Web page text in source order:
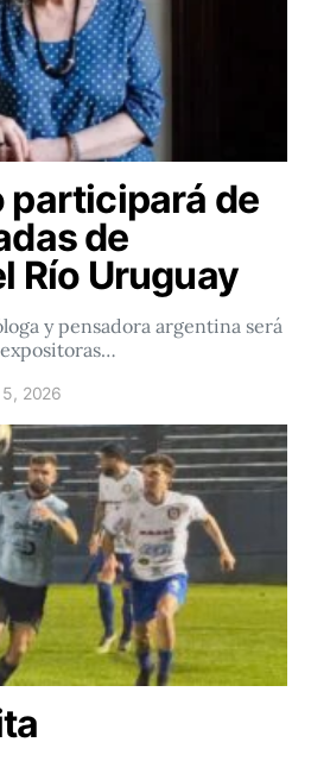
participará de
de
Río Uruguay
y pensadora argentina será
2026